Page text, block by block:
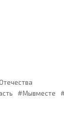
Мывместе